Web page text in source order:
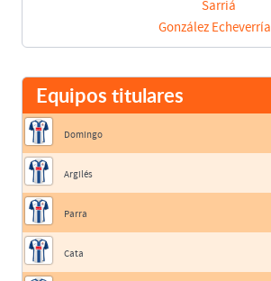
Sarriá
González Echeverría
Equipos titulares
Domingo
Argilés
Parra
Cata